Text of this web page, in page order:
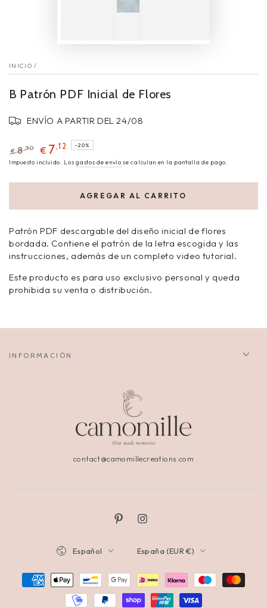
INICIO /
B Patrón PDF Inicial de Flores
ENVÍO A PARTIR DEL 24/08
€ 8 ,90 € 7,12 –20%
Impuesto incluido. Losgastos de envío se calculan en la pantalla de pago.
AGREGAR AL CARRITO
Patrón PDF descargable del diseño inicial de flores
bordada. Contiene el patrón de la letra escogida y las
instrucciones, además de un completo video tutorial.
Este producto es para uso exclusivo personal y queda
prohibida su venta o distribución.
INFORMACIÓN
contact@camomillecreations.com
Español España (EUR €)